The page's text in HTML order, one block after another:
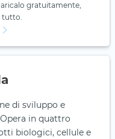
gratuitamente,
tutto.
di sviluppo e
in quattro
biologici, cellule e